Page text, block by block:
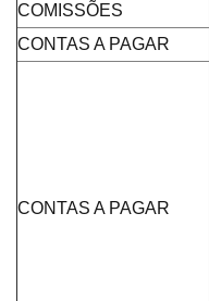
COMISSÕES
CONTAS A PAGAR
CONTAS A PAGAR